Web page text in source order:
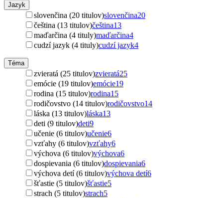
Jazyk
slovenčina (20 titulov)slovenčina20
čeština (13 titulov)čeština13
maďarčina (4 tituly)maďarčina4
cudzí jazyk (4 tituly)cudzí jazyk4
Téma
zvieratá (25 titulov)zvieratá25
emócie (19 titulov)emócie19
rodina (15 titulov)rodina15
rodičovstvo (14 titulov)rodičovstvo14
láska (13 titulov)láska13
deti (9 titulov)deti9
učenie (6 titulov)učenie6
vzťahy (6 titulov)vzťahy6
výchova (6 titulov)výchova6
dospievania (6 titulov)dospievania6
výchova detí (6 titulov)výchova detí6
šťastie (5 titulov)šťastie5
strach (5 titulov)strach5